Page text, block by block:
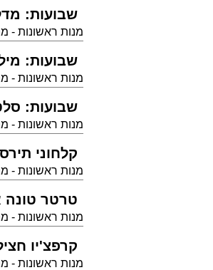
שבועות:
מנות ראשונות -
שבועות:
מנות ראשונות -
שבועות:
מנות ראשונות -
קלחוני
מנות ראשונות -
טרטר טונה
מנות ראשונות -
קרפצ'יו
מנות ראשונות -